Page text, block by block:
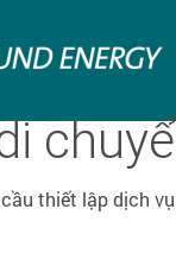
thiết lập dịch